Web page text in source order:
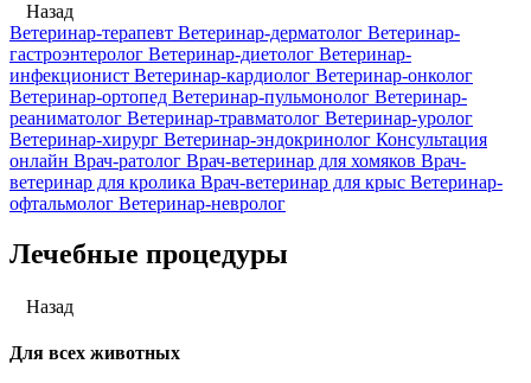
Назад
Ветеринар-терапевт Ветеринар-дерматолог Ветеринар-
гастроэнтеролог Ветеринар-диетолог Ветеринар-
инфекционист Ветеринар-кардиолог Ветеринар-онколог
Ветеринар-ортопед Ветеринар-пульмонолог Ветеринар-
реаниматолог Ветеринар-травматолог Ветеринар-уролог
Ветеринар-хирург Ветеринар-эндокринолог Консультация
онлайн Врач-ратолог Врач-ветеринар для хомяков Врач-
ветеринар для кролика Врач-ветеринар для крыс Ветеринар-
офтальмолог Ветеринар-невролог
Лечебные процедуры
Назад
Для всех животных